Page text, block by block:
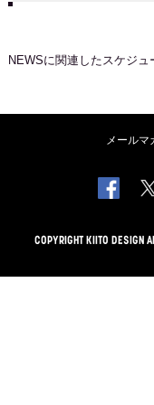
NEWSに関連したスケジュ
メールマ
COPYRIGHT KIITO DESIGN